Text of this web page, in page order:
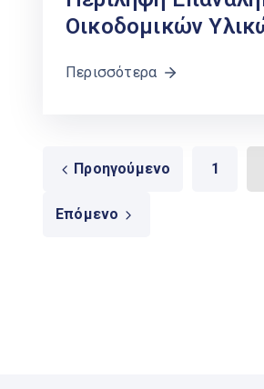
Οικοδομικών
Περισσότερα
Προηγούμενο 1
Επόμενο